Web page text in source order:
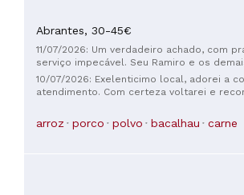
Abrantes, 30-45€
11/07/2026: Um verdadeiro achado, com
serviço impecável. Seu Ramiro e os
atenderam como se da família fôssemos.
10/07/2026: Exelenticimo local, adorei a
atendimento. Com certeza voltarei e
arroz porco polvo bacalhau carne